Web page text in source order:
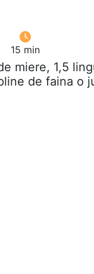
15 min
miere, 1,5
de faina o